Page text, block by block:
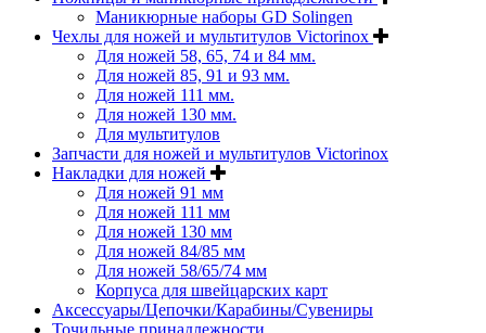
Маникюрные наборы GD Solingen
Чехлы для ножей и мультитулов Victorinox
Для ножей 58, 65, 74 и 84 мм.
Для ножей 85, 91 и 93 мм.
Для ножей 111 мм.
Для ножей 130 мм.
Для мультитулов
Запчасти для ножей и мультитулов Victorinox
Накладки для ножей
Для ножей 91 мм
Для ножей 111 мм
Для ножей 130 мм
Для ножей 84/85 мм
Для ножей 58/65/74 мм
Корпуса для швейцарских карт
Аксессуары/Цепочки/Карабины/Сувениры
Точильные принадлежности